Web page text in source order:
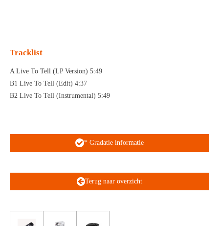
Tracklist
A Live To Tell (LP Version) 5:49
B1 Live To Tell (Edit) 4:37
B2 Live To Tell (Instrumental) 5:49
* Gradatie informatie
Terug naar overzicht